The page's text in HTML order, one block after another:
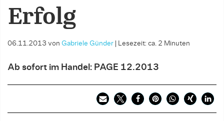
Erfolg
06.11.2013 von Gabriele Günder Lesezeit: ca. 2 Minuten
Ab sofort im Handel: PAGE 12.2013